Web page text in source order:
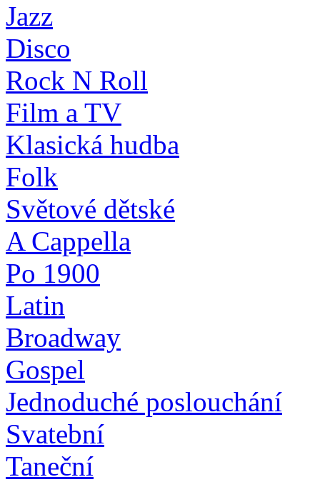
Jazz
Disco
Rock N Roll
Film a TV
Klasická hudba
Folk
Světové dětské
A Cappella
Po 1900
Latin
Broadway
Gospel
Jednoduché poslouchání
Svatební
Taneční